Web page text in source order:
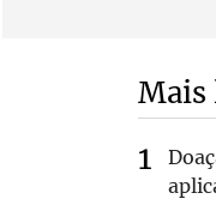
Mais